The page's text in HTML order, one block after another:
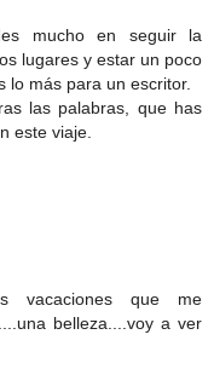
mucho en seguir la
lugares y estar un poco
lo más para un escritor.
las palabras, que has
este viaje.
vacaciones que me
belleza....voy a ver